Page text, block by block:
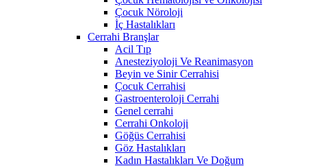
Çocuk Nöroloji
İç Hastalıkları
Cerrahi Branşlar
Acil Tıp
Anesteziyoloji Ve Reanimasyon
Beyin ve Sinir Cerrahisi
Çocuk Cerrahisi
Gastroenteroloji Cerrahi
Genel cerrahi
Cerrahi Onkoloji
Göğüs Cerrahisi
Göz Hastalıkları
Kadın Hastalıkları Ve Doğum